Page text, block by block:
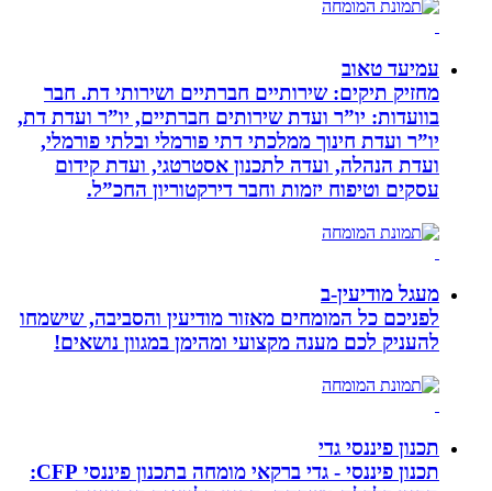
עמיעד טאוב
מחזיק תיקים: שירותיים חברתיים ושירותי דת. חבר
בוועדות: יו”ר ועדת שירותים חברתיים, יו”ר ועדת דת,
יו”ר ועדת חינוך ממלכתי דתי פורמלי ובלתי פורמלי,
ועדת הנהלה, ועדה לתכנון אסטרטגי, ועדת קידום
עסקים וטיפוח יזמות וחבר דירקטוריון החכ”ל.
מעגל מודיעין-ב
לפניכם כל המומחים מאזור מודיעין והסביבה, שישמחו
להעניק לכם מענה מקצועי ומהימן במגוון נושאים!
תכנון פיננסי גדי
תכנון פיננסי - גדי ברקאי מומחה בתכנון פיננסי CFP: